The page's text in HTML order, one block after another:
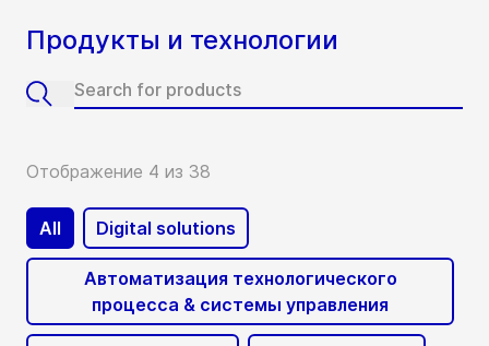
Продукты и технологии
Отображение 4 из 38
All Digital solutions
Автоматизация технологического
процесса & системы управления